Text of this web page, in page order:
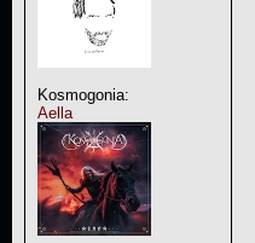
Kosmogonia:
Aella